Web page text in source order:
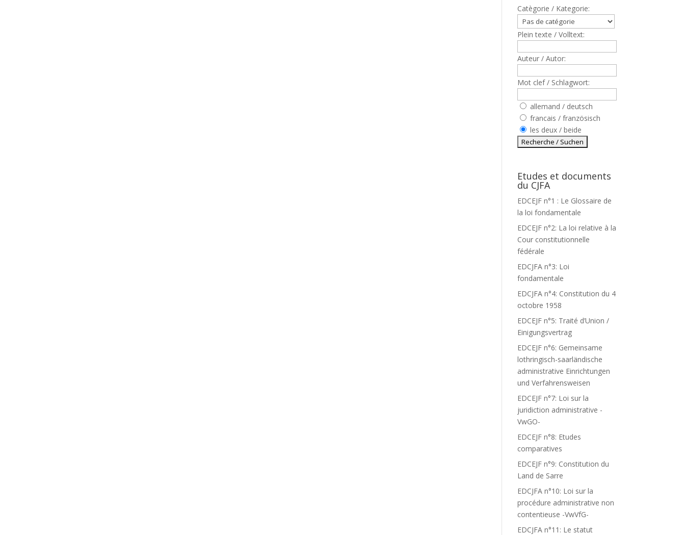
Catègorie / Kategorie:
Plein texte / Volltext:
Auteur / Autor:
Mot clef / Schlagwort:
allemand / deutsch
francais / französisch
les deux / beide
Etudes et documents
du CJFA
EDCEJF n°1 : Le Glossaire de
la loi fondamentale
EDCEJF n°2: La loi relative à la
Cour constitutionnelle
fédérale
EDCJFA n°3: Loi
fondamentale
EDCJFA n°4: Constitution du 4
octobre 1958
EDCEJF n°5: Traité d’Union /
Einigungsvertrag
EDCEJF n°6: Gemeinsame
lothringisch-saarländische
administrative Einrichtungen
und Verfahrensweisen
EDCEJF n°7: Loi sur la
juridiction administrative -
VwGO-
EDCEJF n°8: Etudes
comparatives
EDCEJF n°9: Constitution du
Land de Sarre
EDCJFA n°10: Loi sur la
procédure administrative non
contentieuse -VwVfG-
EDCJFA n°11: Le statut